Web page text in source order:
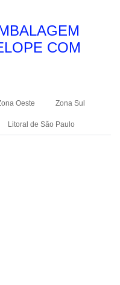
COM
Oeste Zona Sul
Litoral de São Paulo